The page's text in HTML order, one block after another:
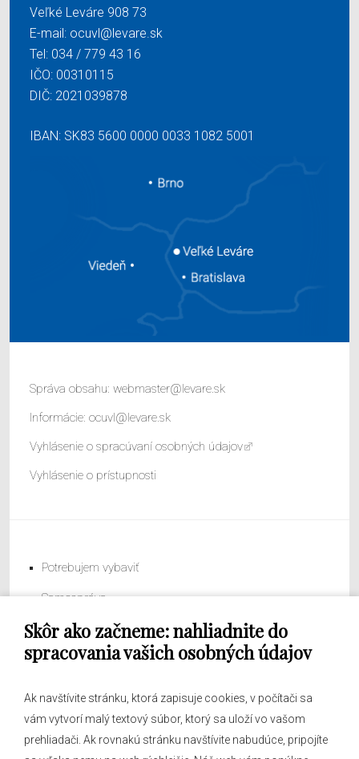
Skôr ako začneme: nahliadnite do
spracovania vašich osobných údajov
Ak navštívite stránku, ktorá zapisuje cookies, v počítači sa
vám vytvorí malý textový súbor, ktorý sa uloží vo vašom
prehliadači. Ak rovnakú stránku navštívite nabudúce, pripojíte
Veľké Leváre 908 73
E-mail: ocuvl@levare.sk
Tel: 034 / 779 43 16
IČO: 00310115
DIČ: 2021039878
IBAN: SK83 5600 0000 0033 1082 5001
Správa obsahu: webmaster@levare.sk
Informácie: ocuvl@levare.sk
Vyhlásenie o spracúvaní osobných údajov
Vyhlásenie o prístupnosti
Potrebujem vybaviť
Samospráva
Obecný úrad
O obci